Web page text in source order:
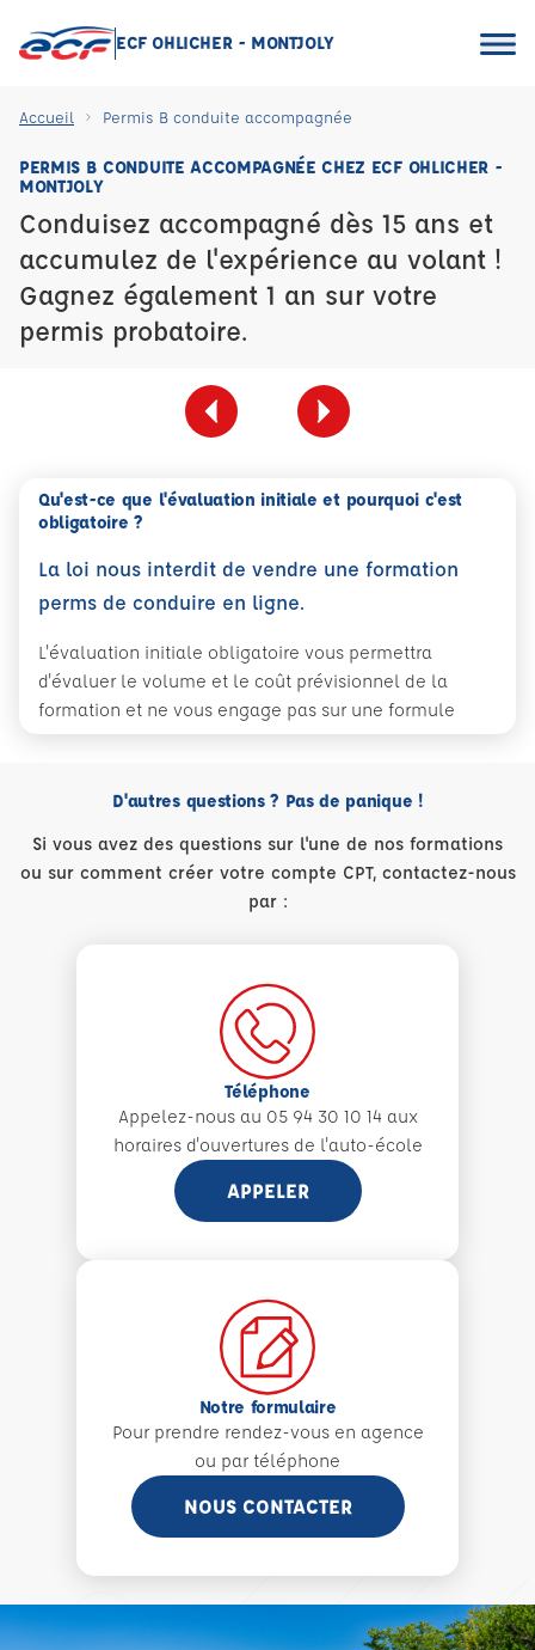
ECF OHLICHER - MONTJOLY
Accueil Permis B conduite accompagnée
PERMIS B CONDUITE ACCOMPAGNÉE CHEZ ECF OHLICHER -
MONTJOLY
Conduisez accompagné dès 15 ans et
accumulez de l'expérience au volant !
Gagnez également 1 an sur votre
permis probatoire.
Qu'est-ce que l'évaluation initiale et pourquoi c'est
obligatoire ?
La loi nous interdit de vendre une formation
perms de conduire en ligne.
L'évaluation initiale obligatoire vous permettra
d'évaluer le volume et le coût prévisionnel de la
formation et ne vous engage pas sur une formule
D'autres questions ? Pas de panique !
Si vous avez des questions sur l'une de nos formations
ou sur comment créer votre compte CPT, contactez-nous
par :
Téléphone
Appelez-nous au 05 94 30 10 14 aux
horaires d'ouvertures de l'auto-école
APPELER
Notre formulaire
Pour prendre rendez-vous en agence
ou par téléphone
NOUS CONTACTER